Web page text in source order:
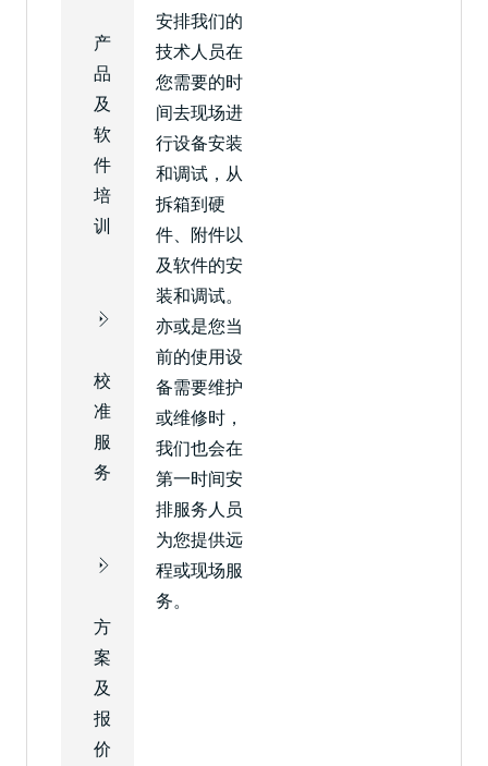
产
品
及
软
件
培
训
校
准
服
务
方
案
及
报
价
安排我们的
技术人员在
您需要的时
间去现场进
行设备安装
和调试，从
拆箱到硬
件、附件以
及软件的安
装和调试。
亦或是您当
前的使用设
备需要维护
或维修时，
我们也会在
第一时间安
排服务人员
为您提供远
程或现场服
务。